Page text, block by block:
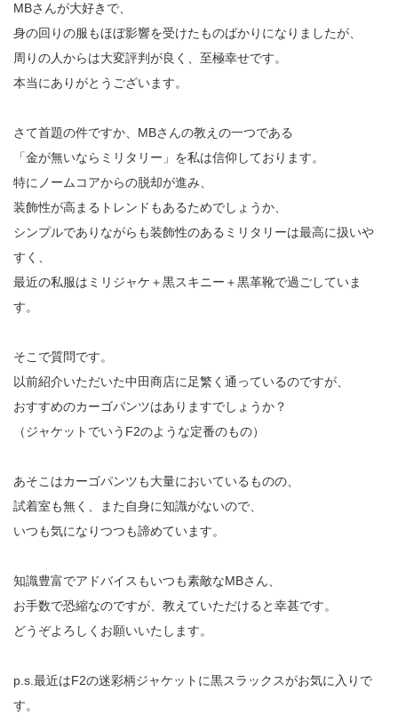
MBさんが大好きで、
身の回りの服もほぼ影響を受けたものばかりになりましたが、
周りの人からは大変評判が良く、至極幸せです。
本当にありがとうございます。
さて首題の件ですか、MBさんの教えの一つである
「金が無いならミリタリー」を私は信仰しております。
特にノームコアからの脱却が進み、
装飾性が高まるトレンドもあるためでしょうか、
シンプルでありながらも装飾性のあるミリタリーは最高に扱いや
すく、
最近の私服はミリジャケ＋黒スキニー＋黒革靴で過ごしていま
す。
そこで質問です。
以前紹介いただいた中田商店に足繁く通っているのですが、
おすすめのカーゴパンツはありますでしょうか？
（ジャケットでいうF2のような定番のもの）
あそこはカーゴパンツも大量においているものの、
試着室も無く、また自身に知識がないので、
いつも気になりつつも諦めています。
知識豊富でアドバイスもいつも素敵なMBさん、
お手数で恐縮なのですが、教えていただけると幸甚です。
どうぞよろしくお願いいたします。
p.s.最近はF2の迷彩柄ジャケットに黒スラックスがお気に入りで
す。